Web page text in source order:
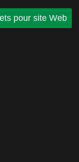
pour site Web